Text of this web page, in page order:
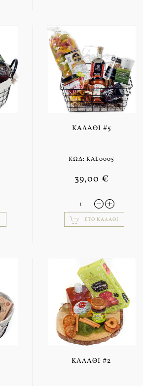
ΚΑΛΆΘΙ #5
ΚΩΔ: KAL0005
39,00 €
ΣΤΟ ΚΑΛΆΘΙ
ΚΑΛΆΘΙ #2